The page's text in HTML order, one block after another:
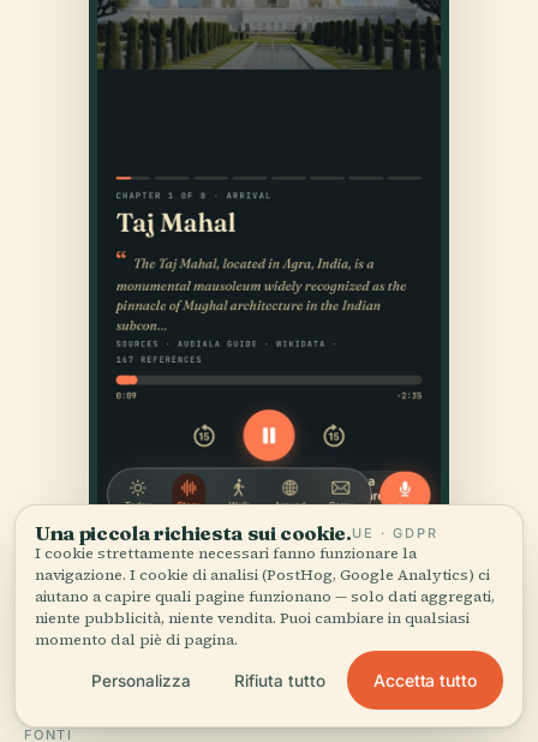
FONTI
Una piccola richiesta sui cookie.UE · GDPR
I cookie strettamente necessari fanno funzionare la
navigazione. I cookie di analisi (PostHog, Google Analytics) ci
aiutano a capire quali pagine funzionano — solo dati aggregati,
niente pubblicità, niente vendita. Puoi cambiare in qualsiasi
momento dal piè di pagina.
Personalizza Rifiuta tutto Accetta tutto